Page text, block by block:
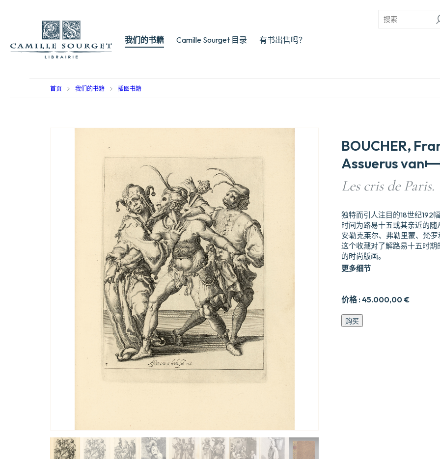
我们的书籍 Camille Sourget 目录 有书出售吗？
首页 我们的书籍 插图书籍
BOUCHER,
Assuerus
Les cris de Paris.
价格 :45.000,00 €
独特而引人注目的18世纪192
时间为路易十五或其亲近的随
安·勒克莱尔、弗勒里蒙、梵·
这个收藏对了解路易十五时
的时尚版画。
更多细节
Les
cris
购买